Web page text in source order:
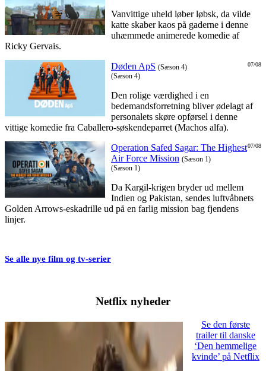
Vanvittige uheld løber løbsk, da vilde
katte skaber kaos på gaderne i denne
uhæmmede animerede komedie af
Ricky Gervais.
07/08
Døden ApS (Sæson 4)
(Sæson 4)
Den rolige værdighed i en
bedemandsforretning bliver ødelagt af
personalets skøre opførsel i denne
vittige komedie fra Caballero-søskendeparret (Machos alfa).
07/08
Operation Safed Sagar: The Highest
Air Force Mission (Sæson 1)
(Sæson 1)
Da Kargil-krigen bryder ud mellem
Indien og Pakistan, sendes luftvåbnets
Golden Arrows-eskadrille ud på en farlig mission bag fjendens
linjer.
Se alle nye film og tv-serier
Netflix nyheder
Se den første
trailer til danske
‘Den hemmelige
kvinde’ på Netflix